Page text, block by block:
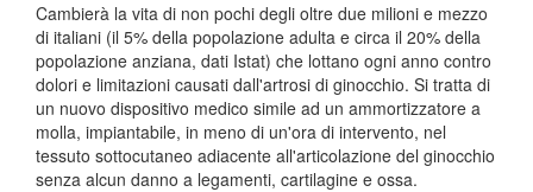
Cambierà la vita di non pochi degli oltre due milioni e mezzo
di italiani (il 5% della popolazione adulta e circa il 20% della
popolazione anziana, dati Istat) che lottano ogni anno contro
dolori e limitazioni causati dall'artrosi di ginocchio. Si tratta di
un nuovo dispositivo medico simile ad un ammortizzatore a
molla, impiantabile, in meno di un'ora di intervento, nel
tessuto sottocutaneo adiacente all'articolazione del ginocchio
senza alcun danno a legamenti, cartilagine e ossa.